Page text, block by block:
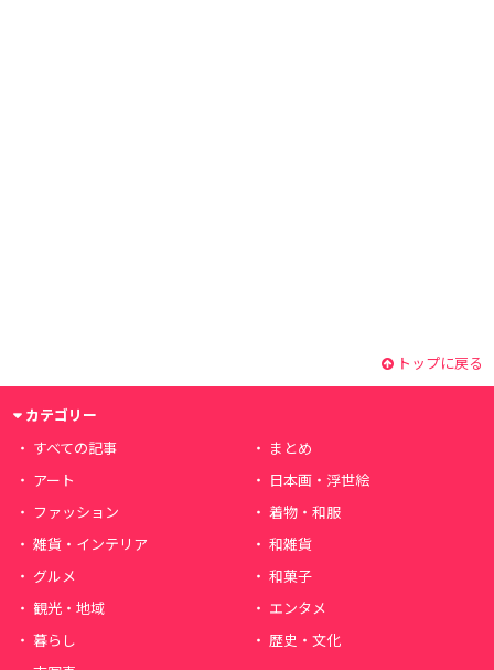
トップに戻る
カテゴリー
すべての記事
まとめ
アート
日本画・浮世絵
ファッション
着物・和服
雑貨・インテリア
和雑貨
グルメ
和菓子
観光・地域
エンタメ
暮らし
歴史・文化